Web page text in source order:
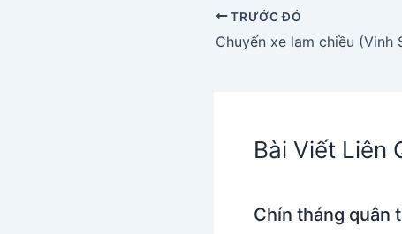
TRƯỚC ĐÓ
Bài Viết Liên
Chín tháng quân